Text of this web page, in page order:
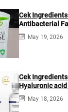
Cek
Antibacterial
May 19, 2026
Cek
Hyaluronic acid
May 18, 2026